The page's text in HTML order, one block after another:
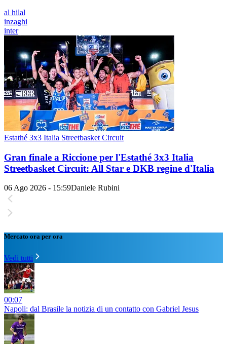
al hilal
inzaghi
inter
Estathé 3x3 Italia Streetbasket Circuit
Gran finale a Riccione per l'Estathé 3x3 Italia
Streetbasket Circuit: All Star e DKB regine d'Italia
06 Ago 2026 - 15:59Daniele Rubini
Mercato ora per ora
Vedi tutti
00:07
Napoli: dal Brasile la notizia di un contatto con Gabriel Jesus